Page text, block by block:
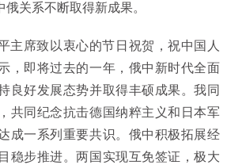
关系不断取得新成果。
席致以衷心的节日祝贺，祝中国人
，即将过去的一年，俄中新时代全面
良好发展态势并取得丰硕成果。我同
共同纪念抗击德国纳粹主义和日本军
成一系列重要共识。俄中积极拓展经
稳步推进。两国实现互免签证，极大